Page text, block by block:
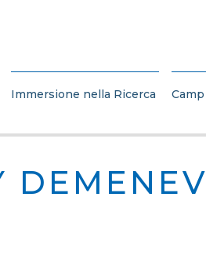
Immersione nella Ricerca Camp
DEMENEV